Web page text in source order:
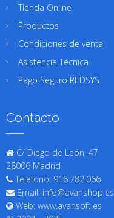
Tienda Online
Productos
Condiciones de venta
Asistencia Técnica
Pago Seguro REDSYS
Contacto
C/ Diego de León, 47
28006 Madrid
Telefóno: 916.782.066
Email: info@avanshop.es
Web: www.avansoft.es